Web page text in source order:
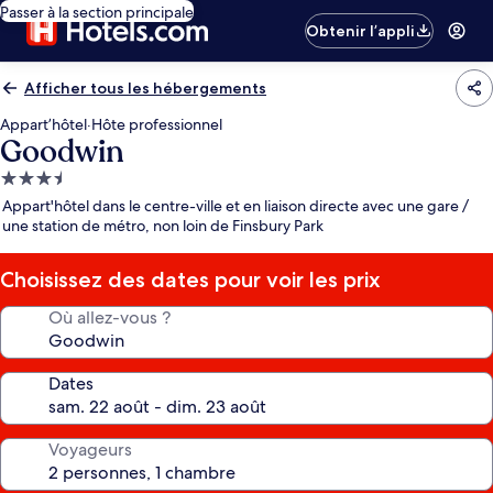
Passer à la section principale
Obtenir l’appli
Afficher tous les hébergements
Appart’hôtel·Hôte professionnel
Goodwin
Hébergement
3.5 étoiles
Appart'hôtel dans le centre-ville et en liaison directe avec une gare /
une station de métro, non loin de Finsbury Park
Choisissez des dates pour voir les prix
Où allez-vous ?
Dates
Voyageurs